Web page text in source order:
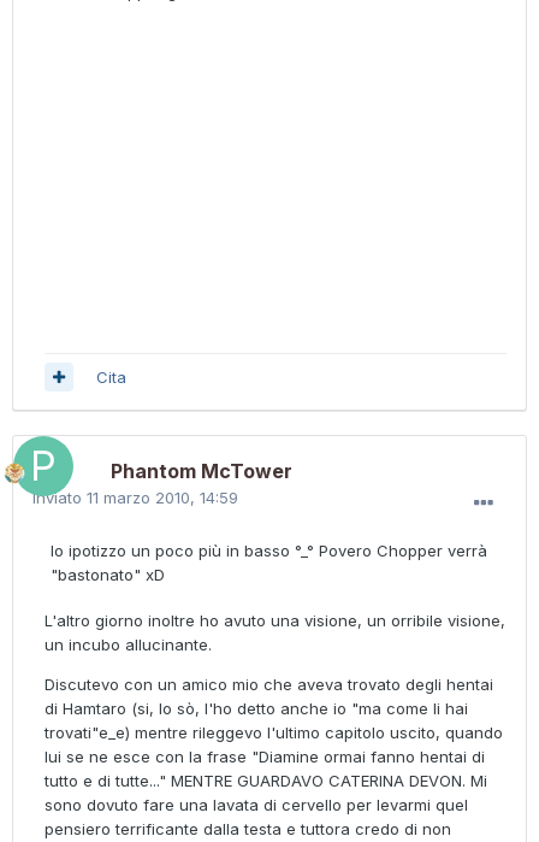
Cita
Phantom McTower
Inviato 11 marzo 2010, 14:59
Io ipotizzo un poco più in basso °_° Povero Chopper verrà
"bastonato" xD
L'altro giorno inoltre ho avuto una visione, un orribile visione,
un incubo allucinante.
Discutevo con un amico mio che aveva trovato degli hentai
di Hamtaro (si, lo sò, l'ho detto anche io "ma come li hai
trovati"e_e) mentre rileggevo l'ultimo capitolo uscito, quando
lui se ne esce con la frase "Diamine ormai fanno hentai di
tutto e di tutte..." MENTRE GUARDAVO CATERINA DEVON. Mi
sono dovuto fare una lavata di cervello per levarmi quel
pensiero terrificante dalla testa e tuttora credo di non